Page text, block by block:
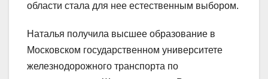
области стала для нее естественным выбором.
Наталья получила высшее образование в
Московском государственном университете
железнодорожного транспорта по